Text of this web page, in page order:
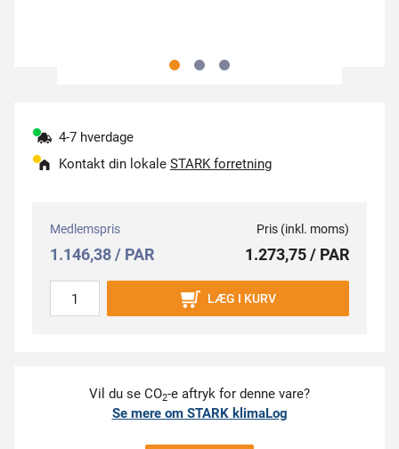
4-7 hverdage
Kontakt din lokale STARK forretning
Medlemspris
1.146,38 / PAR
Pris (inkl. moms)
1.273,75 / PAR
LÆG I KURV
Vil du se CO2-e aftryk for denne vare?
Se mere om STARK klimaLog